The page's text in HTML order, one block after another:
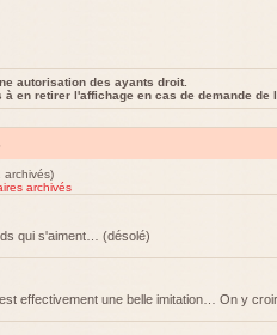
autorisation des ayants droit.
à en retirer l'affichage en cas de demande de
archivés)
archivés
qui s'aiment… (désolé)
effectivement une belle imitation… On y